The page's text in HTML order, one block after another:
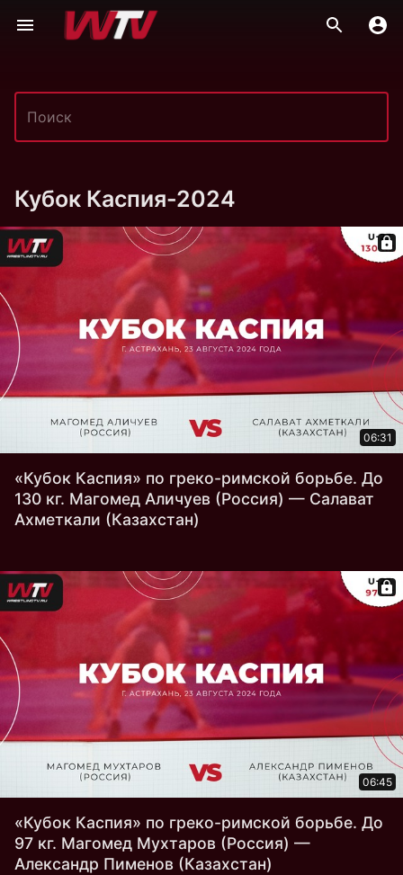
Кубок Каспия-2024
06:31
«Кубок Каспия» по греко-римской борьбе. До
130 кг. Магомед Аличуев (Россия) — Салават
Ахметкали (Казахстан)
06:45
«Кубок Каспия» по греко-римской борьбе. До
97 кг. Магомед Мухтаров (Россия) —
Александр Пименов (Казахстан)